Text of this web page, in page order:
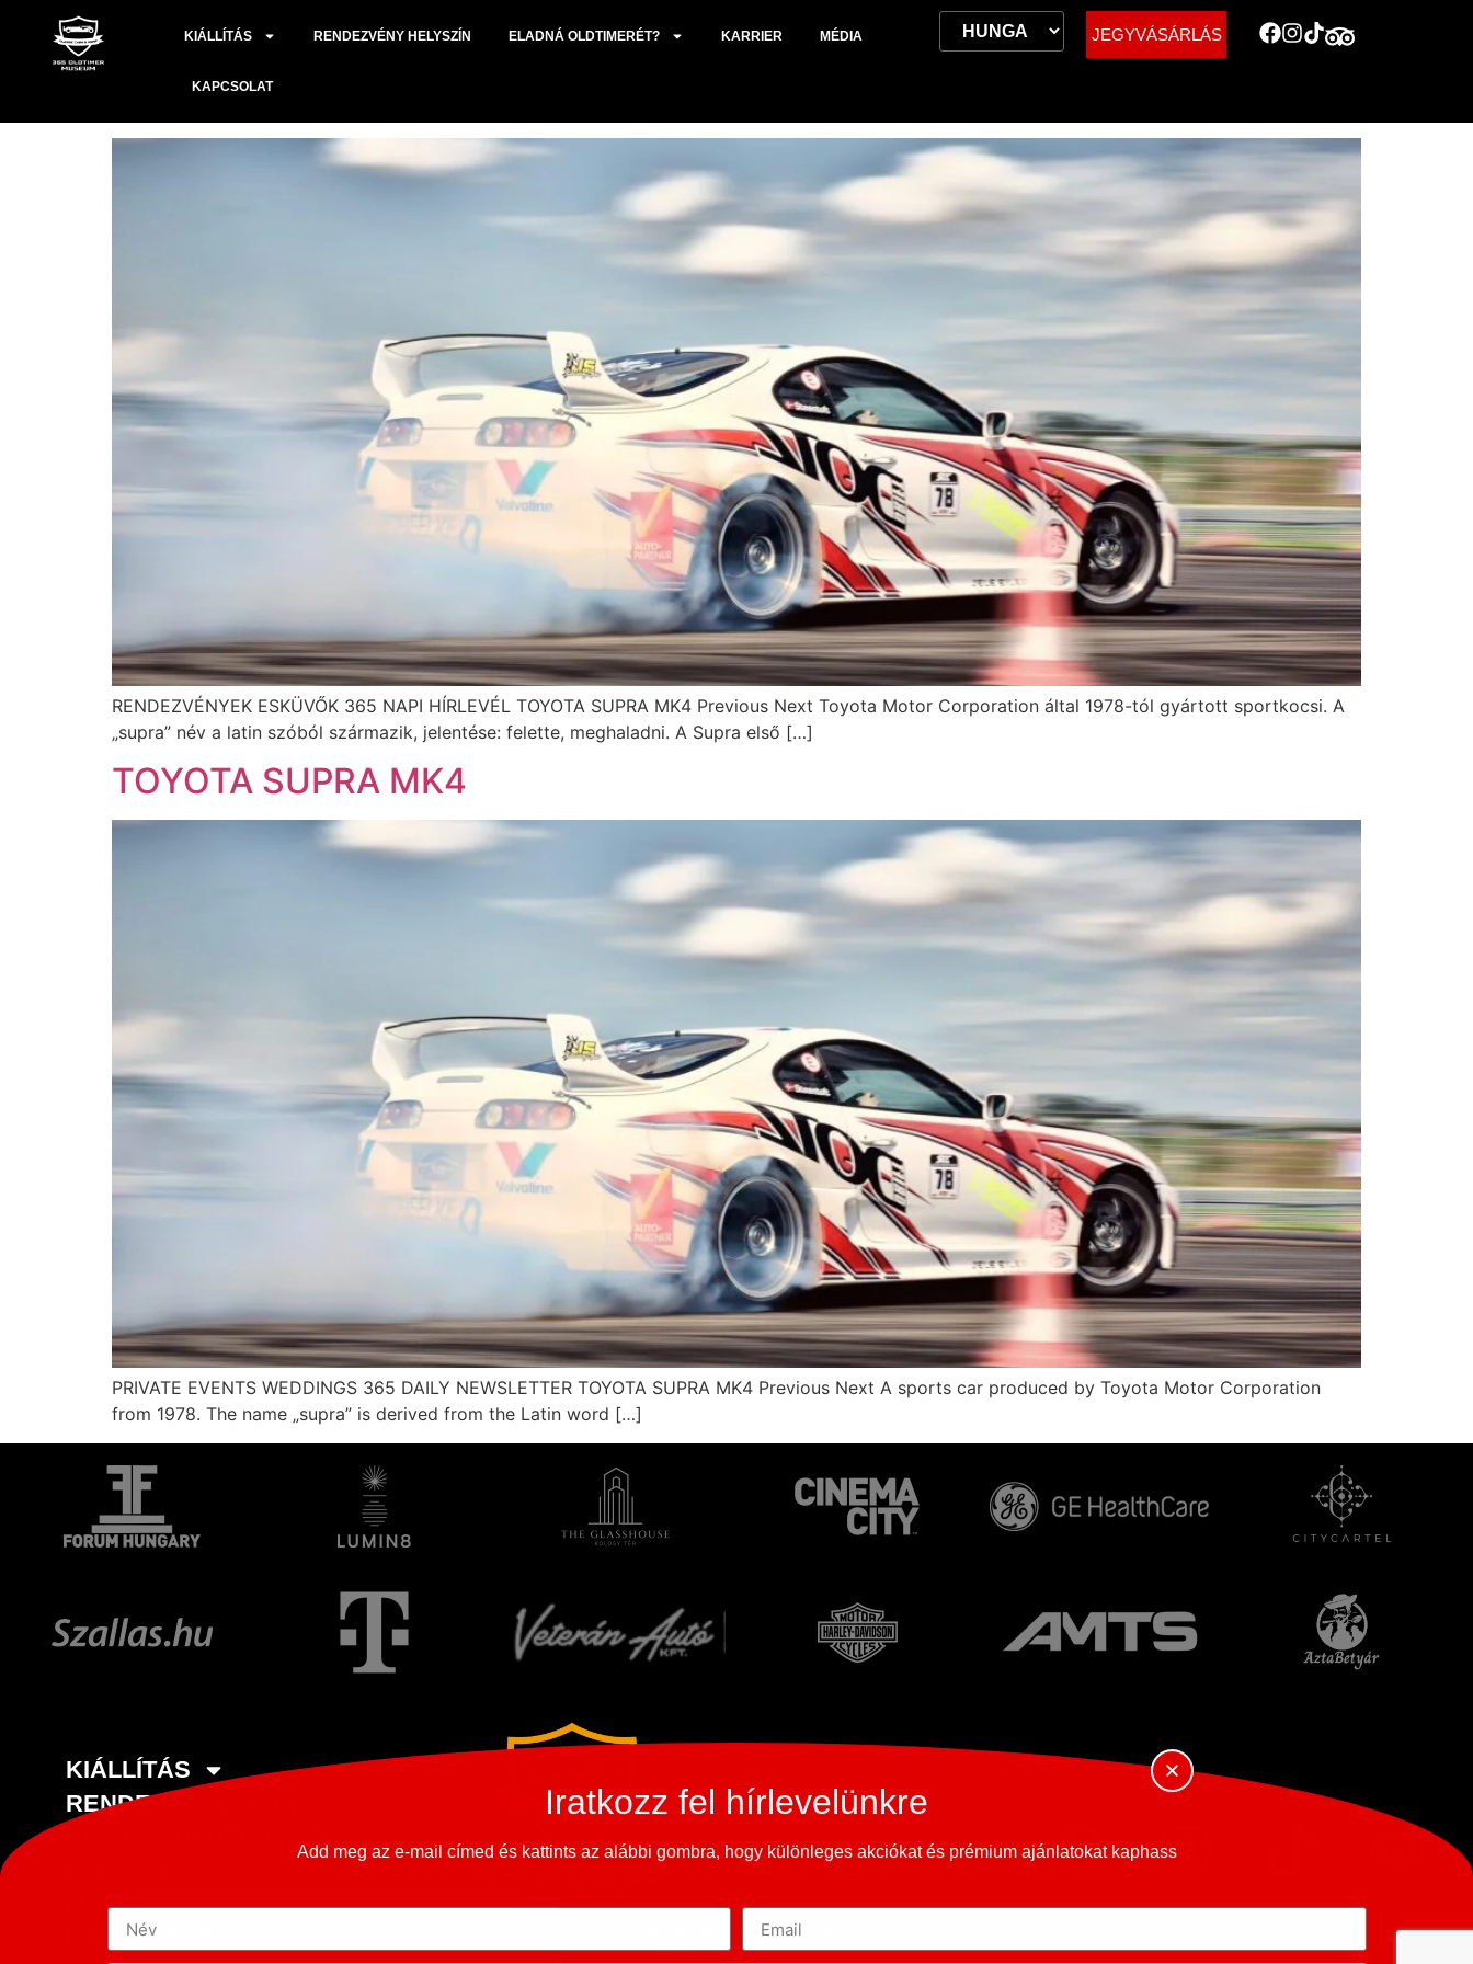
KIÁLLÍTÁS RENDEZVÉNY HELYSZÍN ELADNÁ OLDTIMERÉT? KARRIER MÉDIA
KAPCSOLAT
JEGYVÁSÁRLÁS
Címke:2024.03.13.
TOYOTA SUPRA MK4
RENDEZVÉNYEK ESKÜVŐK 365 NAPI HÍRLEVÉL TOYOTA SUPRA MK4 Previous Next Toyota Motor Corporation által 1978-tól gyártott sportkocsi. A
„supra” név a latin szóból származik, jelentése: felette, meghaladni. A Supra első […]
TOYOTA SUPRA MK4
PRIVATE EVENTS WEDDINGS 365 DAILY NEWSLETTER TOYOTA SUPRA MK4 Previous Next A sports car produced by Toyota Motor Corporation
from 1978. The name „supra” is derived from the Latin word […]
KIÁLLÍTÁS
RENDEZVÉNY HELYSZÍN
MÉDIA
KAPCSOLAT
Copyright © 2023-2026
Iratkozz fel hírlevelünkre
Add meg az e-mail címed és kattints az alábbi gombra, hogy különleges akciókat és prémium ajánlatokat kaphass